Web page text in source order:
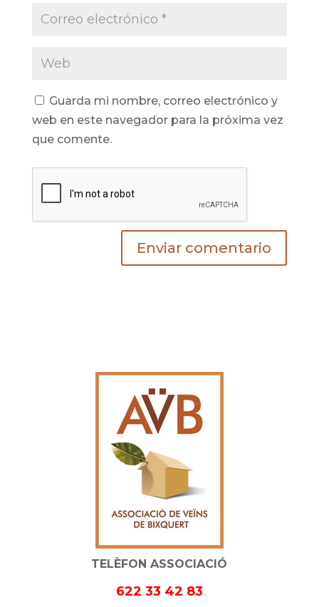
Guarda mi nombre, correo electrónico y
web en este navegador para la próxima vez
que comente.
TELÈFON ASSOCIACIÓ
622 33 42 83